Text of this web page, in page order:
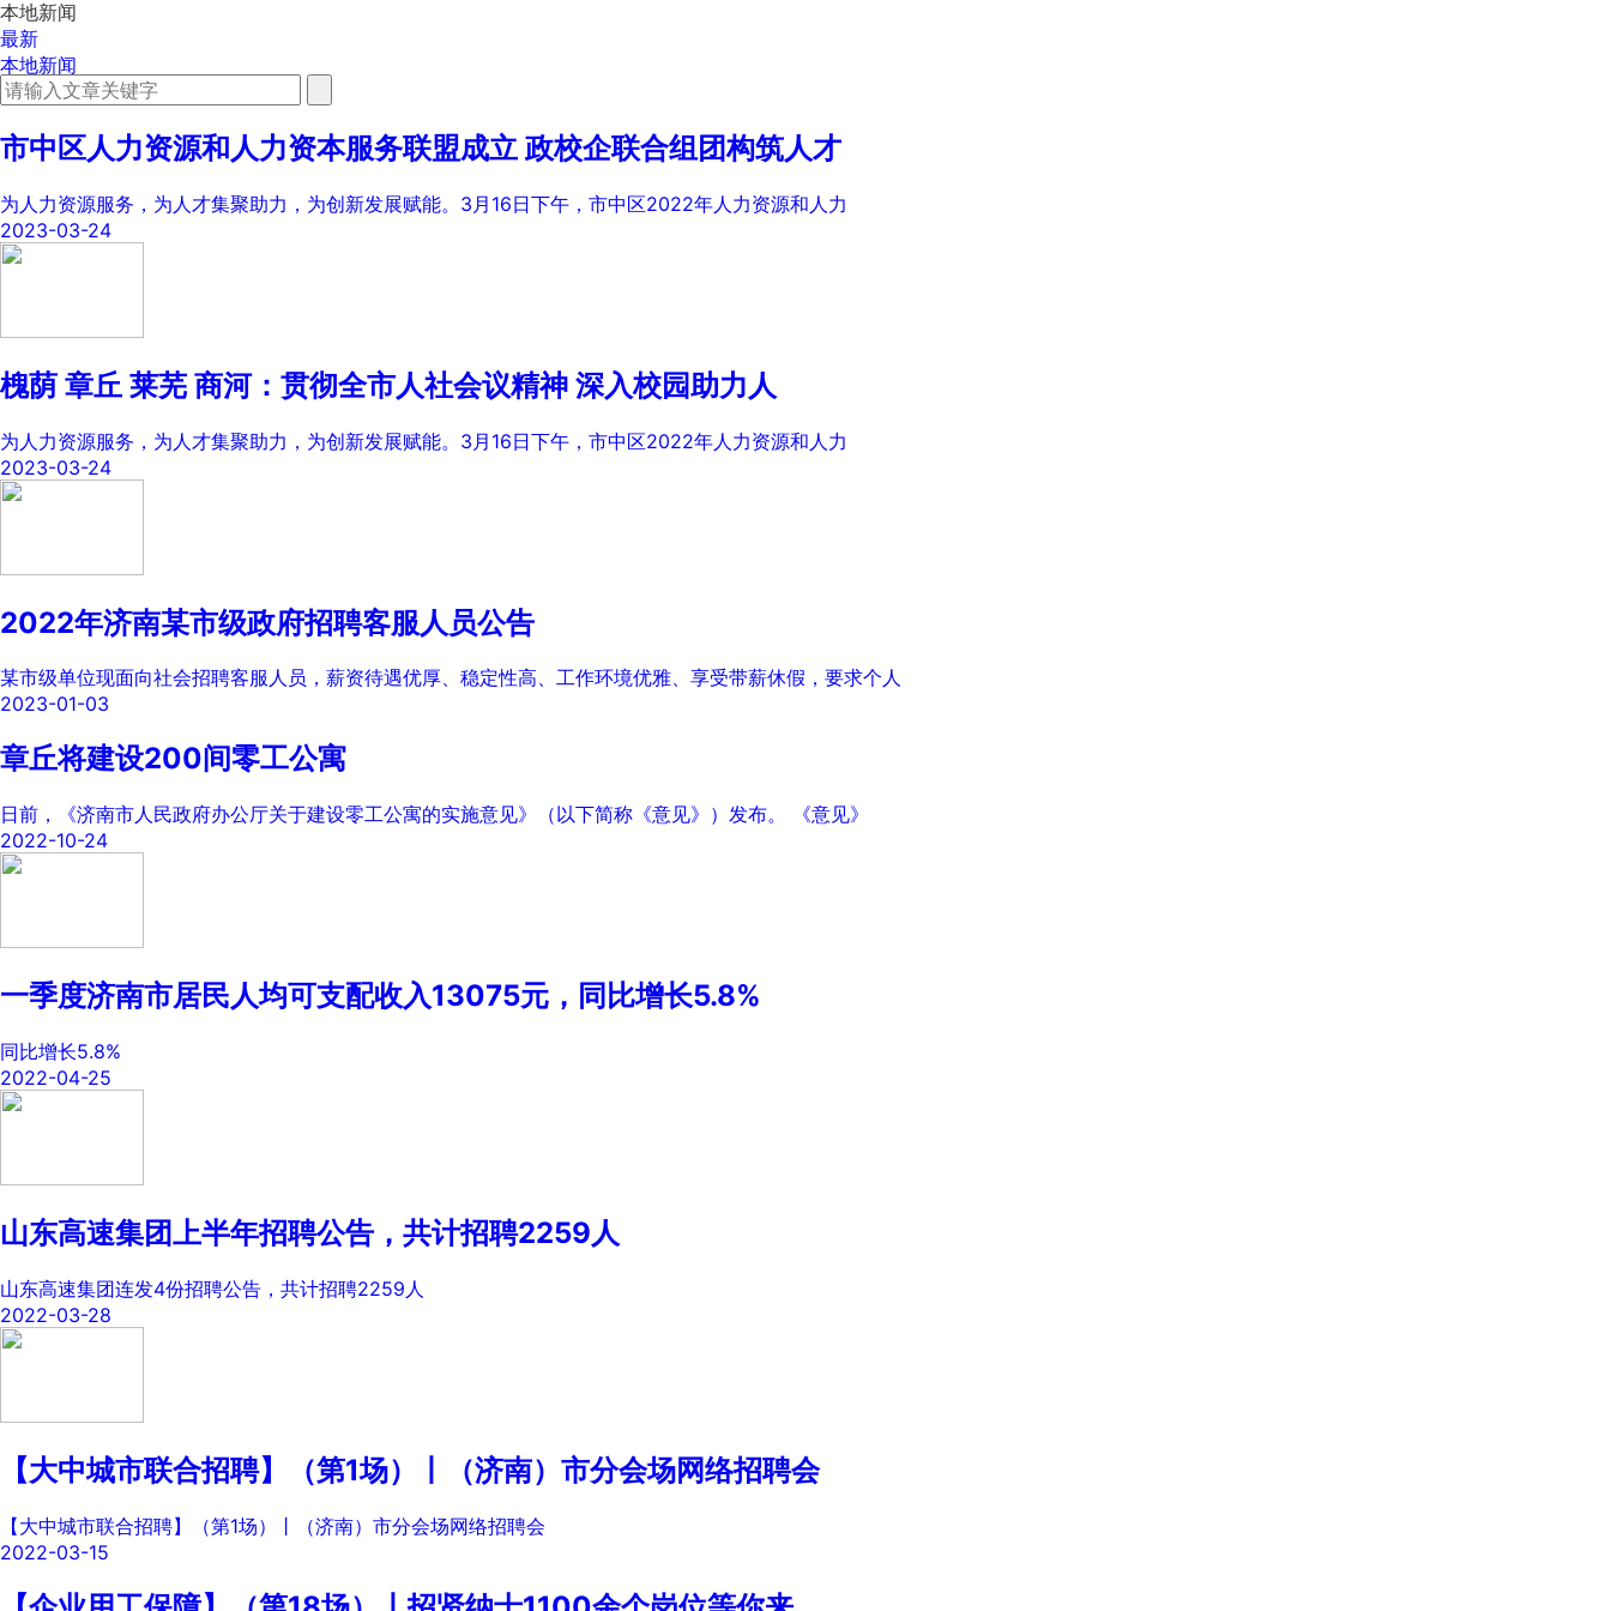
本地新闻
最新
本地新闻
求职资讯
市中区人力资源和人力资本服务联盟成立 政校企联合组团构筑人才
为人力资源服务，为人才集聚助力，为创新发展赋能。3月16日下午，市中区2022年人力资源和人力
2023-03-24
槐荫 章丘 莱芜 商河：贯彻全市人社会议精神 深入校园助力人
为人力资源服务，为人才集聚助力，为创新发展赋能。3月16日下午，市中区2022年人力资源和人力
2023-03-24
2022年济南某市级政府招聘客服人员公告
某市级单位现面向社会招聘客服人员，薪资待遇优厚、稳定性高、工作环境优雅、享受带薪休假，要求个人
2023-01-03
章丘将建设200间零工公寓
日前，《济南市人民政府办公厅关于建设零工公寓的实施意见》（以下简称《意见》）发布。 《意见》
2022-10-24
一季度济南市居民人均可支配收入13075元，同比增长5.8%
同比增长5.8%
2022-04-25
山东高速集团上半年招聘公告，共计招聘2259人
山东高速集团连发4份招聘公告，共计招聘2259人
2022-03-28
【大中城市联合招聘】（第1场）丨（济南）市分会场网络招聘会
【大中城市联合招聘】（第1场）丨（济南）市分会场网络招聘会
2022-03-15